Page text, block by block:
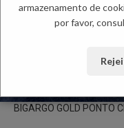
BIGARGO GOLD PONTO
armazenamento de
por favor,